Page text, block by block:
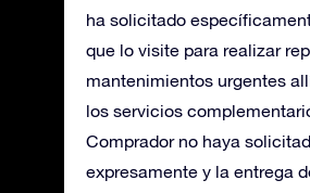
ha solicitado
que lo visite para realizar
mantenimientos urgentes
los servicios
Comprador no haya
expresamente y la entrega